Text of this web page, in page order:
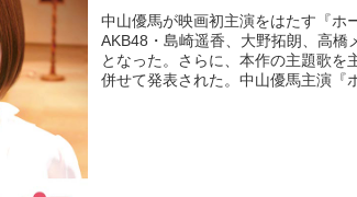
中山優馬が映画初主演をはたす『ホ
AKB48・島崎遥香、大野拓朗、高橋
となった。さらに、本作の主題歌を
併せて発表された。中山優馬主演『